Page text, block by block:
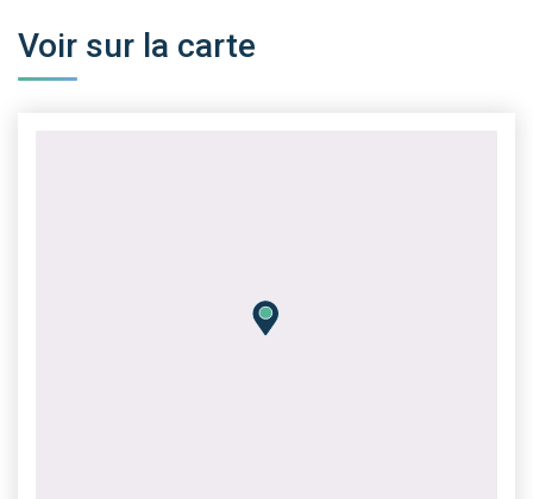
Voir sur la carte